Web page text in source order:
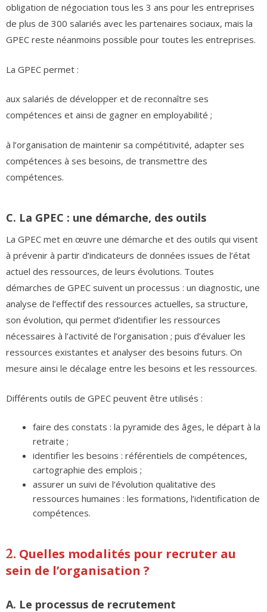
obligation de négociation tous les 3 ans pour les entreprises
de plus de 300 salariés avec les partenaires sociaux, mais la
GPEC reste néanmoins possible pour toutes les entreprises.
La GPEC permet :
aux salariés de développer et de reconnaître ses
compétences et ainsi de gagner en employabilité ;
à l’organisation de maintenir sa compétitivité, adapter ses
compétences à ses besoins, de transmettre des
compétences.
C. La GPEC : une démarche, des outils
La GPEC met en œuvre une démarche et des outils qui visent
à prévenir à partir d’indicateurs de données issues de l’état
actuel des ressources, de leurs évolutions. Toutes
démarches de GPEC suivent un processus : un diagnostic, une
analyse de l’effectif des ressources actuelles, sa structure,
son évolution, qui permet d’identifier les ressources
nécessaires à l’activité de l’organisation ; puis d’évaluer les
ressources existantes et analyser des besoins futurs. On
mesure ainsi le décalage entre les besoins et les ressources.
Différents outils de GPEC peuvent être utilisés :
faire des constats : la pyramide des âges, le départ à la
retraite ;
identifier les besoins : référentiels de compétences,
cartographie des emplois ;
assurer un suivi de l’évolution qualitative des
ressources humaines : les formations, l’identification de
compétences.
2. Quelles modalités pour recruter au
sein de l’organisation ?
A. Le processus de recrutement